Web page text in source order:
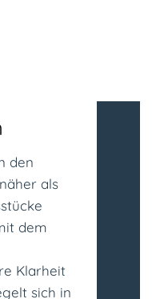
den
als
dem
Klarheit
sich in